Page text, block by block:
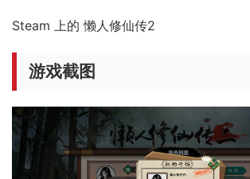
Steam 上的 懒人修仙传2
游戏截图